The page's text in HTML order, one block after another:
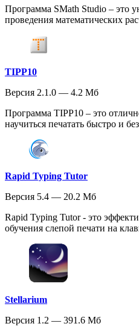
Программа SMath Studio – это
проведения математических
TIPP10
Версия 2.1.0 — 4.2 Мб
Программа TIPP10 – это
научиться печатать быстро и
Rapid Typing Tutor
Версия 5.4 — 20.2 Мб
Rapid Typing Tutor - это
обучения слепой печати на
Stellarium
Версия 1.2 — 391.6 Мб